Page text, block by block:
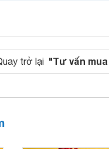
trở lại "Tư vấn